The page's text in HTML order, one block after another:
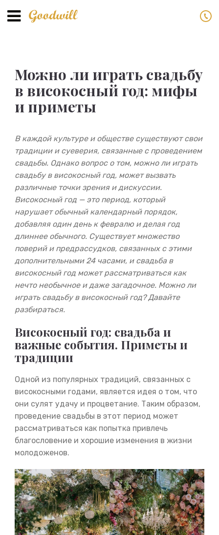
Toggle
Можно ли играть свадьбу
в високосный год: мифы
и приметы
В каждой культуре и обществе существуют свои
традиции и суеверия, связанные с проведением
свадьбы. Однако вопрос о том, можно ли играть
свадьбу в високосный год, может вызвать
различные точки зрения и дискуссии.
Високосный год — это период, который
нарушает обычный календарный порядок,
добавляя один день к февралю и делая год
длиннее обычного. Существует множество
поверий и предрассудков, связанных с этими
дополнительными 24 часами, и свадьба в
високосный год может рассматриваться как
нечто необычное и даже загадочное. Можно ли
играть свадьбу в високосный год? Давайте
разбираться.
Високосный год: свадьба и
важные события. Приметы и
традиции
Одной из популярных традиций, связанных с
високосными годами, является идея о том, что
они сулят удачу и процветание. Таким образом,
проведение свадьбы в этот период может
рассматриваться как попытка привлечь
благословение и хорошие изменения в жизни
молодоженов.